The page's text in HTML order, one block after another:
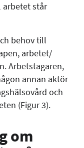
arbetet står
behov till
arbetet/
Arbetstagaren,
annan aktör
och
(Figur 3).
om